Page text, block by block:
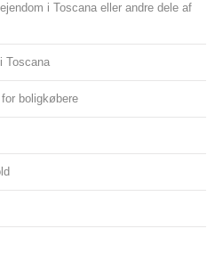
i Toscana eller andre dele af
Toscana
boligkøbere